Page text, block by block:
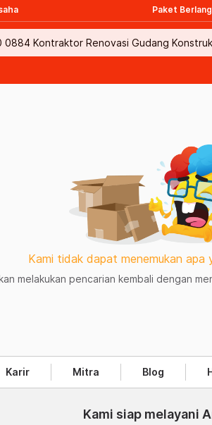
Paket
Kami tidak dapat menemukan apa
melakukan pencarian kembali dengan
Karir Mitra Blog
Kami siap melayani